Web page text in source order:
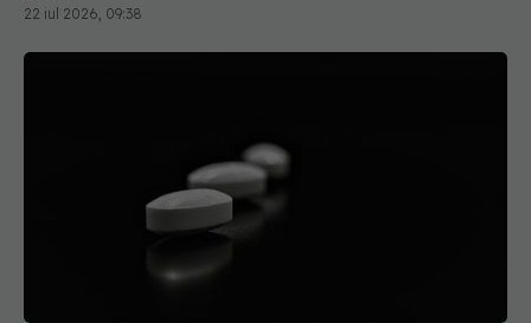
22 iul 2026, 09:38